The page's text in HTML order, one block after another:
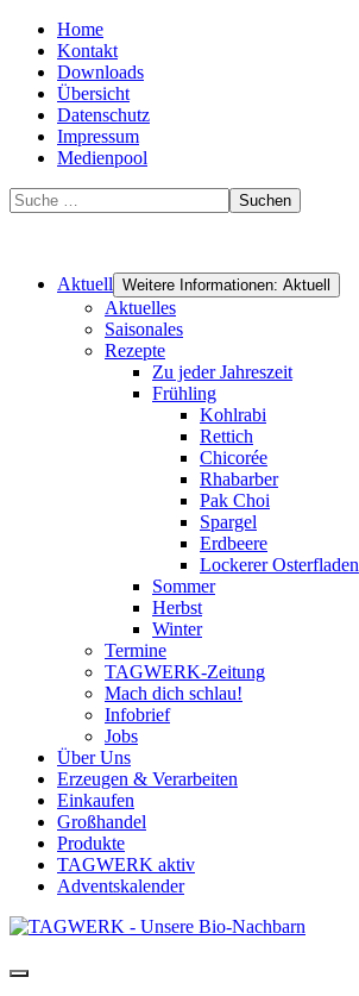
Home
Kontakt
Downloads
Übersicht
Datenschutz
Impressum
Medienpool
Suchen
Aktuell Weitere Informationen: Aktuell
Aktuelles
Saisonales
Rezepte
Zu jeder Jahreszeit
Frühling
Kohlrabi
Rettich
Chicorée
Rhabarber
Pak Choi
Spargel
Erdbeere
Lockerer Osterfladen
Sommer
Herbst
Winter
Termine
TAGWERK-Zeitung
Mach dich schlau!
Infobrief
Jobs
Über Uns
Erzeugen & Verarbeiten
Einkaufen
Großhandel
Produkte
TAGWERK aktiv
Adventskalender